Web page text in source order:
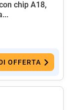
chip A18,
OFFERTA